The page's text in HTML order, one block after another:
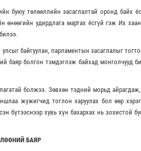
буюу төлөөллийн засаглалтай оронд байх
өнөөгийн удирдлага мартах ёсгүй гэж Их
байгуулан, парламентын засаглалыг
баяр болгон тэмдэглэж байхад монголчууд
болжээ. Зөвхөн тэдний морьд
жүжигчид тоглон харуулах бол өөр
бүтээснээр хувь хүн бахархах нь зохистой
БАЯР